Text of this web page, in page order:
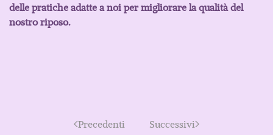
delle pratiche adatte a noi per migliorare la qualità del
nostro riposo.
Precedenti Successivi